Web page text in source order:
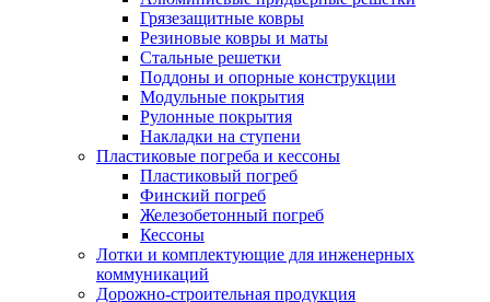
Грязезащитные ковры
Резиновые ковры и маты
Стальные решетки
Поддоны и опорные конструкции
Модульные покрытия
Рулонные покрытия
Накладки на ступени
Пластиковые погреба и кессоны
Пластиковый погреб
Финский погреб
Железобетонный погреб
Кессоны
Лотки и комплектующие для инженерных
коммуникаций
Дорожно-строительная продукция